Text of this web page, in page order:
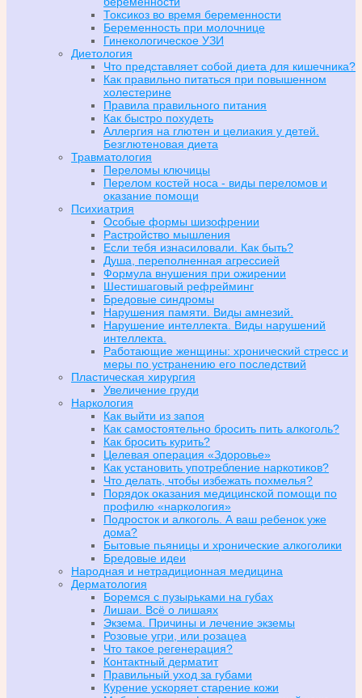
Токсикоз во время беременности
Беременность при молочнице
Гинекологическое УЗИ
Диетология
Что представляет собой диета для кишечника?
Как правильно питаться при повышенном
холестерине
Правила правильного питания
Как быстро похудеть
Аллергия на глютен и целиакия у детей.
Безглютеновая диета
Травматология
Переломы ключицы
Перелом костей носа - виды переломов и
оказание помощи
Психиатрия
Особые формы шизофрении
Растройство мышления
Если тебя изнасиловали. Как быть?
Душа, переполненная агрессией
Формула внушения при ожирении
Шестишаговый рефрейминг
Бредовые синдромы
Нарушения памяти. Виды амнезий.
Нарушение интеллекта. Виды нарушений
интеллекта.
Работающие женщины: хронический стресс и
меры по устранению его последствий
Пластическая хирургия
Увеличение груди
Наркология
Как выйти из запоя
Как самостоятельно бросить пить алкоголь?
Как бросить курить?
Целевая операция «Здоровье»
Как установить употребление наркотиков?
Что делать, чтобы избежать похмелья?
Порядок оказания медицинской помощи по
профилю «наркология»
Подросток и алкоголь. А ваш ребенок уже
дома?
Бытовые пьяницы и хронические алкоголики
Бредовые идеи
Народная и нетрадиционная медицина
Дерматология
Боремся с пузырьками на губах
Лишаи. Всё о лишаях
Экзема. Причины и лечение экземы
Розовые угри, или розацеа
Что такое регенерация?
Контактный дерматит
Правильный уход за губами
Курение ускоряет старение кожи